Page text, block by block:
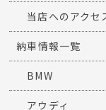
当店へのアクセ
納車情報一覧
BMW
アウディ